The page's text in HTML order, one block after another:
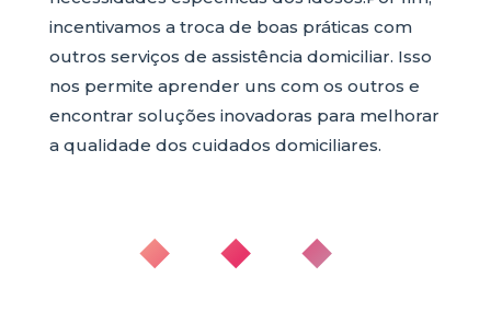
incentivamos a troca de boas práticas com
outros serviços de assistência domiciliar. Isso
nos permite aprender uns com os outros e
encontrar soluções inovadoras para melhorar
a qualidade dos cuidados domiciliares.
◆ ◆ ◆